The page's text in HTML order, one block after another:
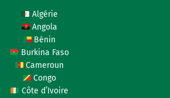
Algérie
Angola
Bénin
Burkina Faso
Cameroun
Congo
Côte d’Ivoire